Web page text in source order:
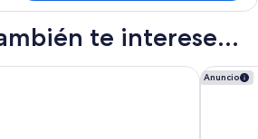
te interese...
Airport Anuncio